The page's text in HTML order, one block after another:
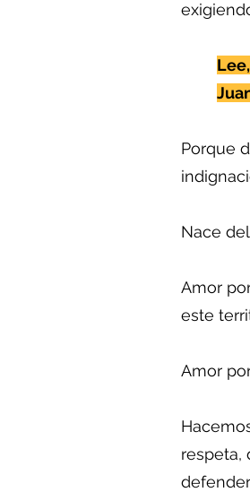
Porque
Nace
Amor
este
Amor
respeta,